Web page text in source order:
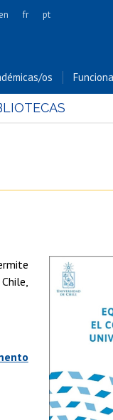
y Conservación
Sociales
Clínico
en fr pt
os